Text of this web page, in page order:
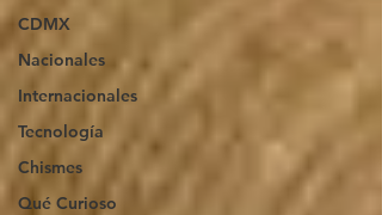
CDMX
Nacionales
Internacionales
Tecnología
Chismes
Qué Curioso